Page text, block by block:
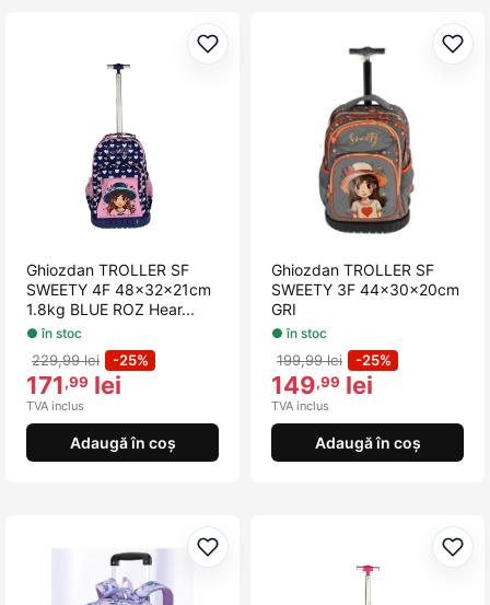
Adaugă la favorite
Ghiozdan TROLLER SF
SWEETY 4F 48x32x21cm
1.8kg BLUE ROZ Hear...
● în stoc
229,99 lei -25%
171,99 lei
TVA inclus
Adaugă în coș
Ghiozdan TROLLER SF
SWEETY 3F 44x30x20cm
GRI
● în stoc
199,99 lei -25%
149,99 lei
TVA inclus
Adaugă în coș
Adaugă la favorite